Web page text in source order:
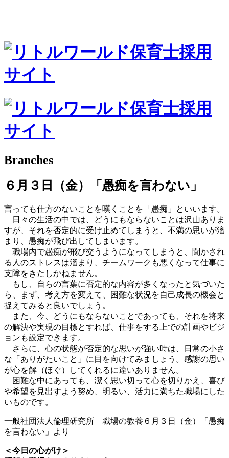
Branches
６月３日（金）「愚痴を言わない」
言っても仕方のないことを嘆くことを「愚痴」といいます。
日々の生活の中では、どうにもならないことは沢山ありま
すが、それを否定的に受け止めてしまうと、不満の思いが溜
まり、愚痴が飛び出してしまいます。
職場内で愚痴が飛び交うようになってしまうと、聞かされ
る人のストレスは溜まり、チームワークも悪くなって仕事に
支障をきたしかねません。
もし、自らの言葉に否定的な内容が多くなったと気づいた
ら、まず、考え方を変えて、困難な状況を自己成長の機会と
捉えてみると良いでしょう。
また、今、どうにもならないことであっても、それを将来
の解決や実現の目標とすれば、仕事をする上での計画やビジ
ョンも設定できます。
さらに、心の状態が否定的な思いが強い時は、日常の小さ
な「ありがたいこと」に目を向けてみましょう。感謝の思い
が心を解（ほぐ）してくれるに違いありません。
困難な中にあっても、潔く思い切って心を切りかえ、喜び
や希望を見出すよう努め、明るい、活力に満ちた職場にした
いものです。
一般社団法人倫理研究所 職場の教養６月３日（金）「愚痴
を言わない」より
＜今日の心がけ＞